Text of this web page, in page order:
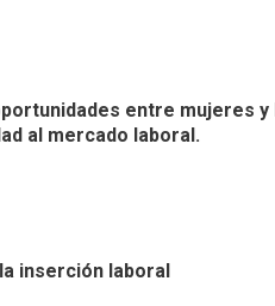
entre mujeres
al mercado laboral.
inserción laboral